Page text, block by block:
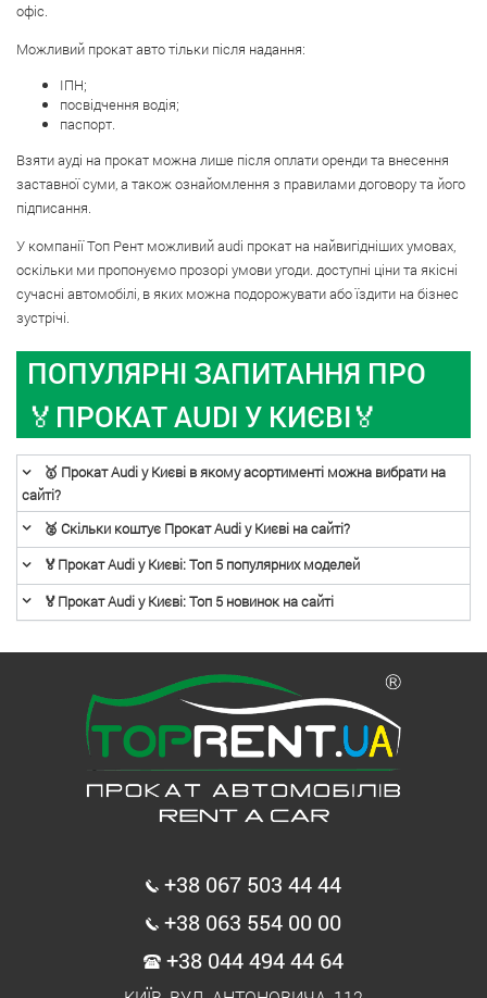
офіс.
Можливий прокат авто тільки після надання:
ІПН;
посвідчення водія;
паспорт.
Взяти ауді на прокат можна лише після оплати оренди та внесення
заставної суми, а також ознайомлення з правилами договору та його
підписання.
У компанії Топ Рент можливий audi прокат на найвигідніших умовах,
оскільки ми пропонуємо прозорі умови угоди. доступні ціни та якісні
сучасні автомобілі, в яких можна подорожувати або їздити на бізнес
зустрічі.
ПОПУЛЯРНI ЗАПИТАННЯ ПРО
🏅ПРОКАТ AUDI У КИЄВІ🏅
🥇 Прокат Audi у Києві в якому асортименті можна вибрати на
сайті?
🥈 Скільки коштує Прокат Audi у Києві на сайті?
🏅Прокат Audi у Києві: Топ 5 популярних моделей
🏅Прокат Audi у Києві: Топ 5 новинок на сайті
+38 067 503 44 44
+38 063 554 00 00
+38 044 494 44 64